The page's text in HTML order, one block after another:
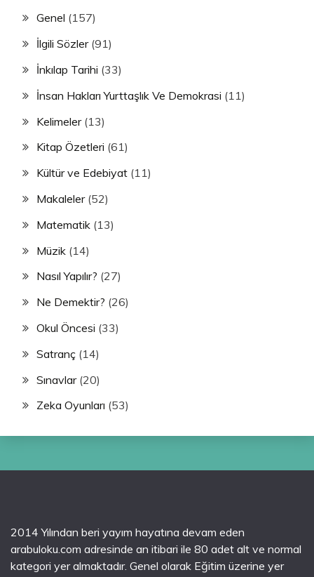
Genel (157)
İlgili Sözler(91)
İnkılap Tarihi (33)
İnsan Hakları Yurttaşlık Ve Demokrasi (11)
Kelimeler(13)
Kitap Özetleri (61)
Kültür ve Edebiyat (11)
Makaleler(52)
Matematik (13)
Müzik (14)
Nasıl Yapılır? (27)
Ne Demektir? (26)
Okul Öncesi (33)
Satranç (14)
Sınavlar(20)
Zeka Oyunları (53)
2014 Yılından beri yayım hayatına devam eden
arabuloku.com adresinde an itibari ile 80 adet alt ve normal
kategori yer almaktadır. Genel olarak Eğitim üzerine yer